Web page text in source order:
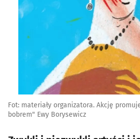
Fot: materiały organizatora. Akcję
bobrem" Ewy Borysewicz